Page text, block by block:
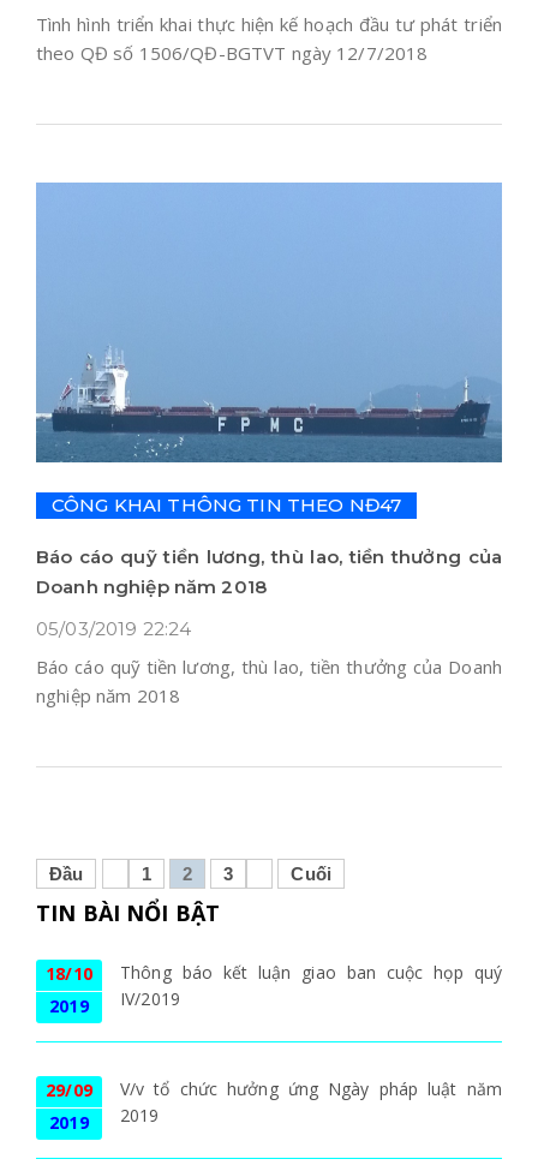
Tình hình triển khai thực hiện kế hoạch đầu tư phát triển
theo QĐ số 1506/QĐ-BGTVT ngày 12/7/2018
CÔNG KHAI THÔNG TIN THEO NĐ47
Báo cáo quỹ tiền lương, thù lao, tiền thưởng của
Doanh nghiệp năm 2018
05/03/2019 22:24
Báo cáo quỹ tiền lương, thù lao, tiền thưởng của Doanh
nghiệp năm 2018
Đầu 1 2 3 Cuối
TIN BÀI NỔI BẬT
18/10
2019
Thông báo kết luận giao ban cuộc họp quý
IV/2019
29/09
2019
V/v tổ chức hưởng ứng Ngày pháp luật năm
2019